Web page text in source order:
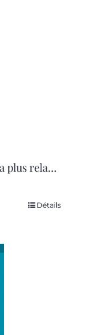
randos spa en france – la facon la plus relaxante de decouvrir la france
Détails